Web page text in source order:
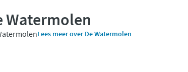
Watermolen
Lees meer over De Watermolen